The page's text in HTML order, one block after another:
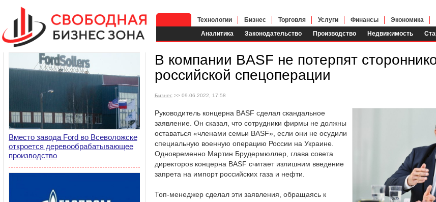
Аналитика Законодательство Производство Недвижимость
Технологии Бизнес Торговля Услуги Финансы Экономика
Вместо завода Ford во Всеволожске
откроется деревообрабатывающее
производство
В компании BASF не потерпят
российской спецоперации
Бизнес>> 09.06.2022, 17:58
Руководитель концерна BASF сделал скандальное
заявление. Он сказал, что сотрудники фирмы не должны
оставаться «членами семьи BASF», если они не осудили
специальную военную операцию России на Украине.
Одновременно Мартин Брудермюллер, глава совета
директоров концерна BASF считает излишним введение
запрета на импорт российских газа и нефти.
Топ-менеджер сделал эти заявления, обращаясь к